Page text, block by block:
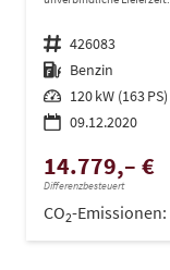
Fahrzeugnr. 426083
Kraftstoff Benzin
Leistung 120 kW (163 PS)
09.12.2020
14.779,– €
Differenzbesteuert
CO2-Emissionen: